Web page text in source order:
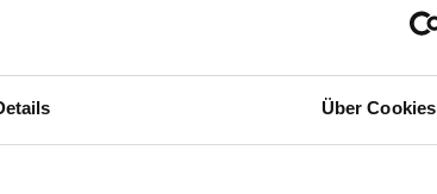
Über Cookies